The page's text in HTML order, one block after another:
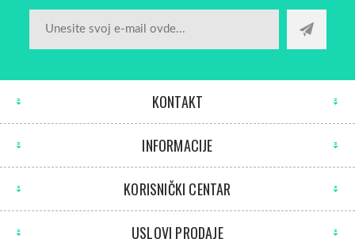
KONTAKT
INFORMACIJE
KORISNIČKI CENTAR
USLOVI PRODAJE